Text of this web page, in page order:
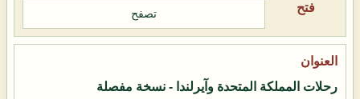
تصفح
رحلات المملكة المتحدة وآيرلندا - نسخة مفصلة